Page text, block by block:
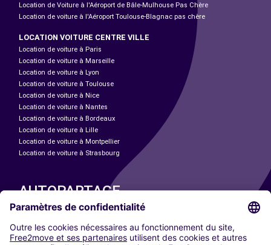
Location de Voiture à l'Aéroport de Bâle-Mulhouse Pas Chère
Location de voiture à l'Aéroport Toulouse-Blagnac pas chère
LOCATION VOITURE CENTRE VILLE
Location de voiture à Paris
Location de voiture à Marseille
Location de voiture à Lyon
Location de voiture à Toulouse
Location de voiture à Nice
Location de voiture à Nantes
Location de voiture à Bordeaux
Location de voiture à Lille
Location de voiture à Montpellier
Location de voiture à Strasbourg
AUTOPARTAGE
Paris
Madrid